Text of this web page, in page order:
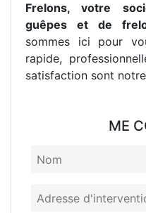
Frelons, votre
guêpes et de
sommes ici pour
rapide,
satisfaction sont
ME